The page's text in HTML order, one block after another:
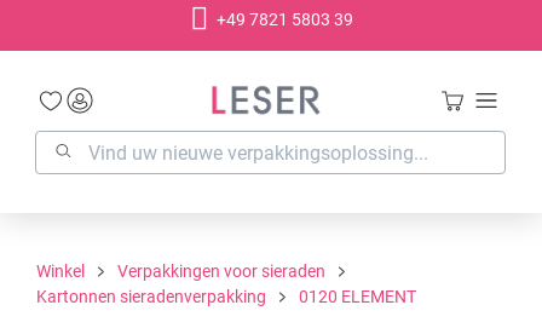
+49 7821 5803 39
Winkel
Verpakkingen voor sieraden
Kartonnen sieradenverpakking
0120 ELEMENT